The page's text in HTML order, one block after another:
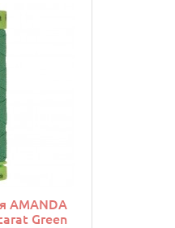
AMANDA
Green